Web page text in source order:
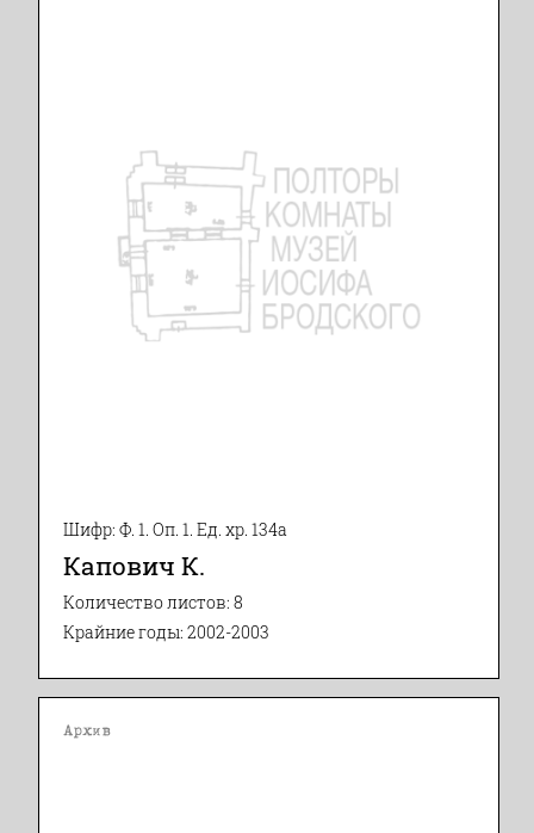
Шифр: Ф. 1. Оп. 1. Ед. хр. 134а
Капович К.
Количество листов: 8
Крайние годы: 2002-2003
Архив